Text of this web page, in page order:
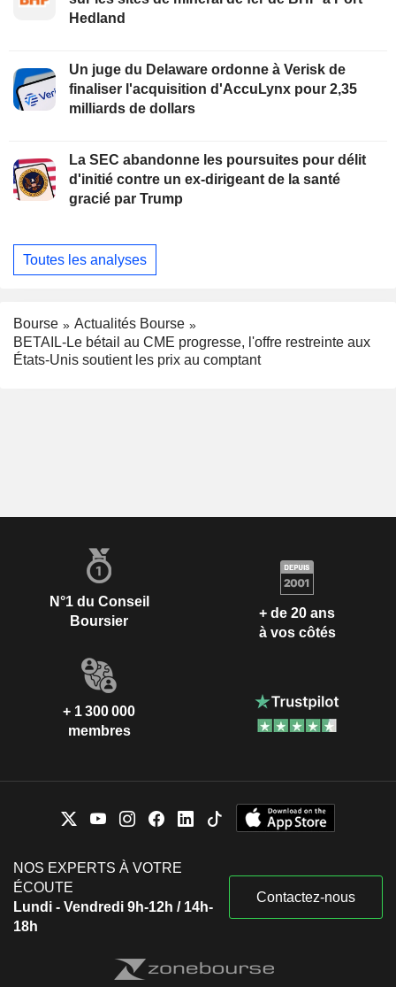
Hedland
Un juge du Delaware ordonne à Verisk de
finaliser l'acquisition d'AccuLynx pour 2,35
milliards de dollars
La SEC abandonne les poursuites pour délit
d'initié contre un ex-dirigeant de la santé
gracié par Trump
Toutes les analyses
Bourse
Actualités Bourse
BETAIL-Le bétail au CME progresse, l'offre restreinte aux
États-Unis soutient les prix au comptant
N°1 du Conseil
Boursier
+ de 20 ans
à vos côtés
+ 1 300 000
membres
NOS EXPERTS À VOTRE
ÉCOUTE
Lundi - Vendredi 9h-12h / 14h-
18h
Contactez-nous